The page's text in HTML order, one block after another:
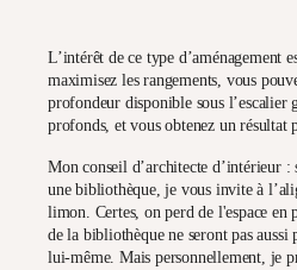
L’intérêt de ce type d’aménagement
maximisez les rangements, vous
profondeur disponible sous l’escalier
profonds, et vous obtenez un résultat
Mon conseil d’architecte d’intérieur:
une bibliothèque, je vous invite à l’
limon. Certes, on perd de l'espace en
de la bibliothèque ne seront pas aussi
lui-même. Mais personnellement, je